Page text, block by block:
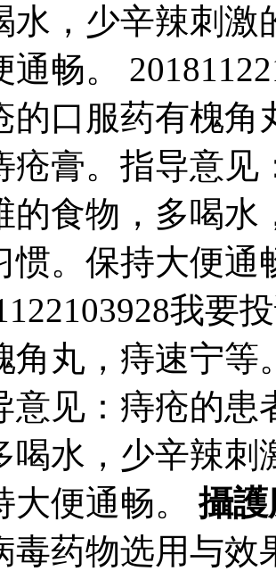
水，少辛辣刺激
通畅。
的口服药有槐角
疮膏。指导意见
的食物，多喝水
惯。保持大便通
我要
角丸，痔速宁
意见：痔疮的患
喝水，少辛辣刺
大便通畅。攝
毒药物选用与效